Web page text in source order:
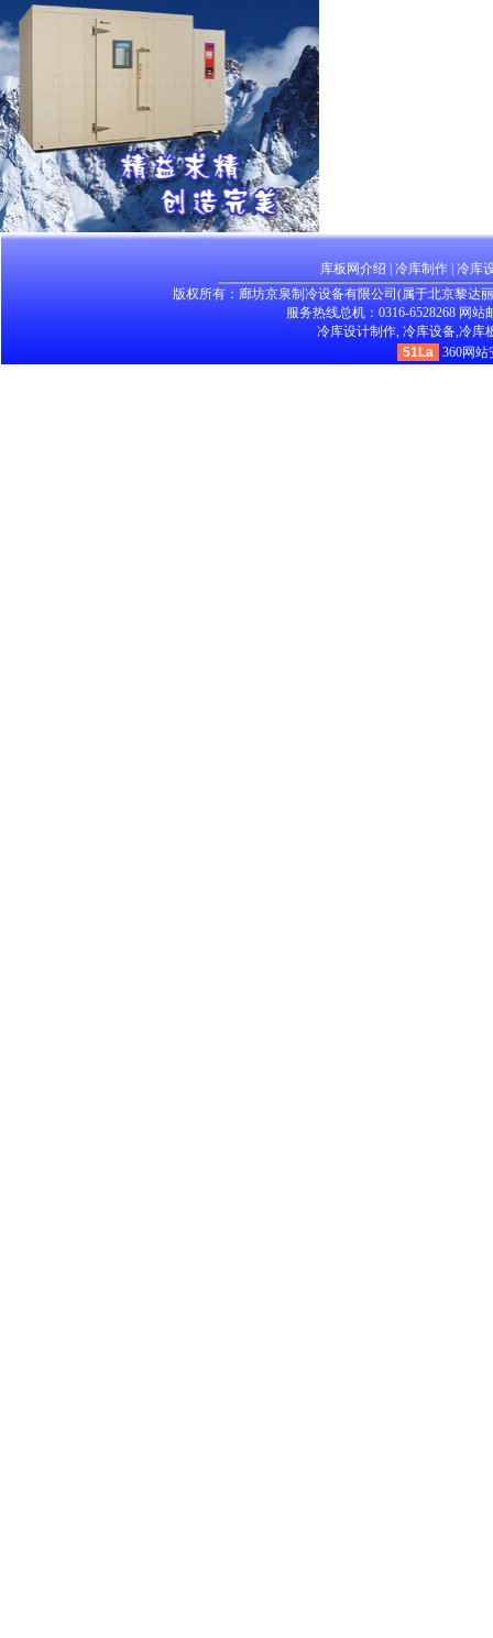
库板网介绍 冷库制作| 冷库
版权所有：廊坊京泉制冷设备有限公司(属于北京黎达
服务热线总机：0316-6528268 网站
冷库设计制作, 冷库设备,冷库
51La
360网站